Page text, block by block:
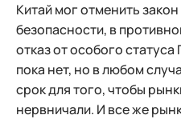
Китай мог отменить
безопасности, в
отказ от особого
пока нет, но в любом
срок для того, чтобы
нервничали. И все же